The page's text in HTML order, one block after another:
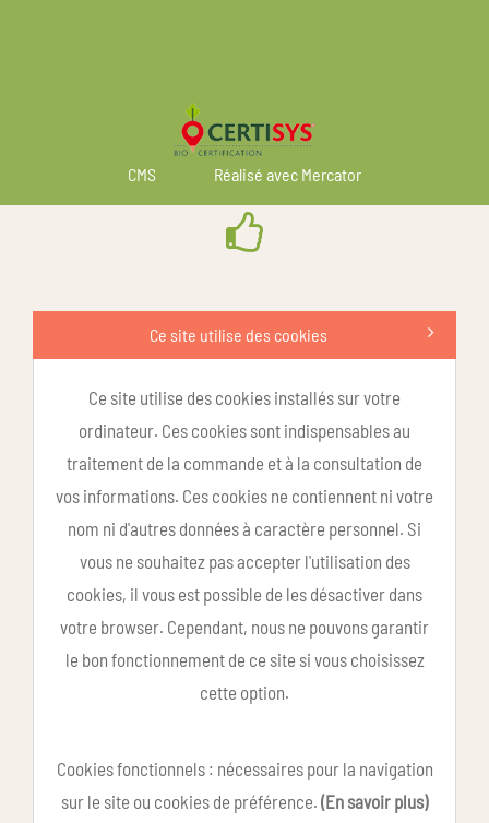
CMS Réalisé avec Mercator
Ce site utilise des cookies
Ce site utilise des cookies installés sur votre
ordinateur. Ces cookies sont indispensables au
traitement de la commande et à la consultation de
vos informations. Ces cookies ne contiennent ni votre
nom ni d'autres données à caractère personnel. Si
vous ne souhaitez pas accepter l'utilisation des
cookies, il vous est possible de les désactiver dans
votre browser. Cependant, nous ne pouvons garantir
le bon fonctionnement de ce site si vous choisissez
cette option.
Cookies fonctionnels : nécessaires pour la navigation
sur le site ou cookies de préférence. (En savoir plus)